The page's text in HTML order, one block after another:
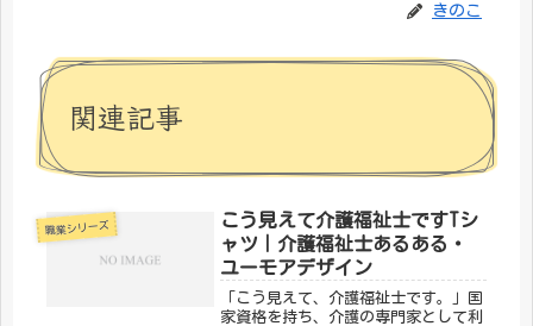
きのこ
関連記事
職業シリーズ
こう見えて介護福祉士ですTシ
ャツ｜介護福祉士あるある・
ユーモアデザイン
「こう見えて、介護福祉士です。」国
家資格を持ち、介護の専門家として利